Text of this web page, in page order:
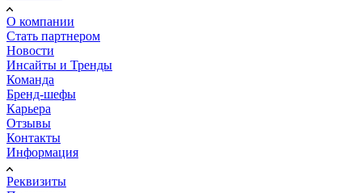
О компании
Стать партнером
Новости
Инсайты и Тренды
Команда
Бренд-шефы
Карьера
Отзывы
Контакты
Информация
Реквизиты